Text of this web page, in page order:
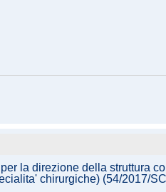
la direzione della struttura
chirurgiche) (54/2017/